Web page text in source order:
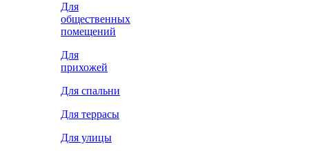
Для
общественных
помещений
Для
прихожей
Для спальни
Для террасы
Для улицы